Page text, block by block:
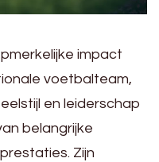
impact
voetbalteam,
en leiderschap
belangrijke
Zijn